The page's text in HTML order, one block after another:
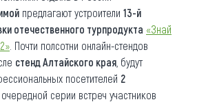
предлагают устроители 13-й
отечественного турпродукта «Знай
. Почти полсотни онлайн-стендов
стенд Алтайского края , будут
посетителей 2
очередной серии встреч участников